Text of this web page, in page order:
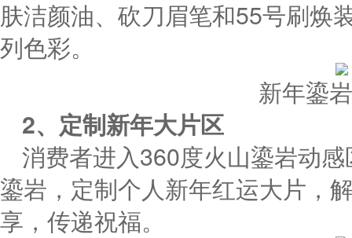
肤洁颜油、砍刀眉笔和55号刷焕
列色彩。
新年鎏
2、定制新年大片区
消费者进入360度火山鎏岩动
鎏岩，定制个人新年红运大片，
享，传递祝福。